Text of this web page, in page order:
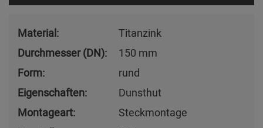
Material:
Titanzink
Durchmesser (DN):
150 mm
Form:
rund
Eigenschaften:
Dunsthut
Montageart:
Steckmontage